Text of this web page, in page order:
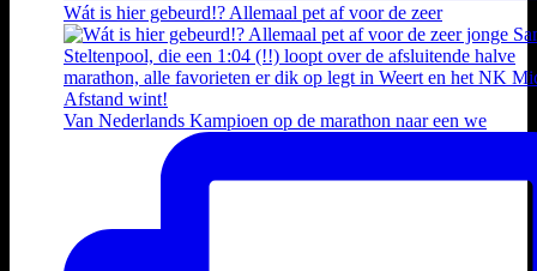
Wát is hier gebeurd!? Allemaal pet af voor de zeer
Van Nederlands Kampioen op de marathon naar een we